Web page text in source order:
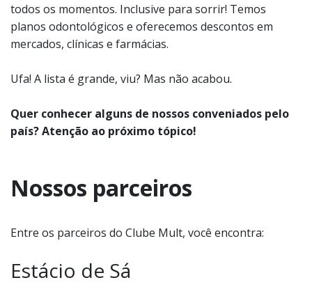
todos os momentos. Inclusive para sorrir! Temos
planos odontológicos e oferecemos descontos em
mercados, clínicas e farmácias.
Ufa! A lista é grande, viu? Mas não acabou.
Quer conhecer alguns de nossos conveniados pelo
país? Atenção ao próximo tópico!
Nossos parceiros
Entre os parceiros do Clube Mult, você encontra:
Estácio de Sá